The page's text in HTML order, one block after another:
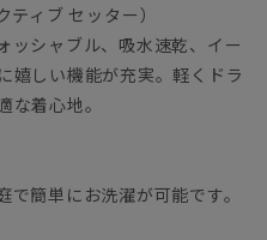
ティブ セッター）
ッシャブル、吸水速乾、イー
嬉しい機能が充実。軽くドラ
着心地。
簡単にお洗濯が可能です。